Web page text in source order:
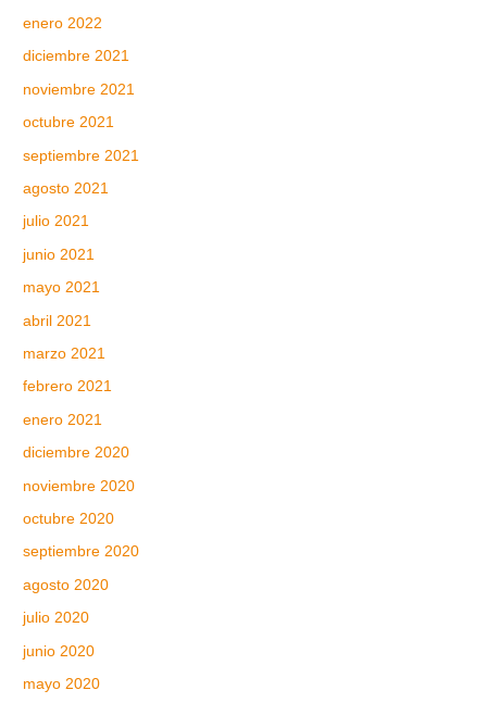
enero 2022
diciembre 2021
noviembre 2021
octubre 2021
septiembre 2021
agosto 2021
julio 2021
junio 2021
mayo 2021
abril 2021
marzo 2021
febrero 2021
enero 2021
diciembre 2020
noviembre 2020
octubre 2020
septiembre 2020
agosto 2020
julio 2020
junio 2020
mayo 2020